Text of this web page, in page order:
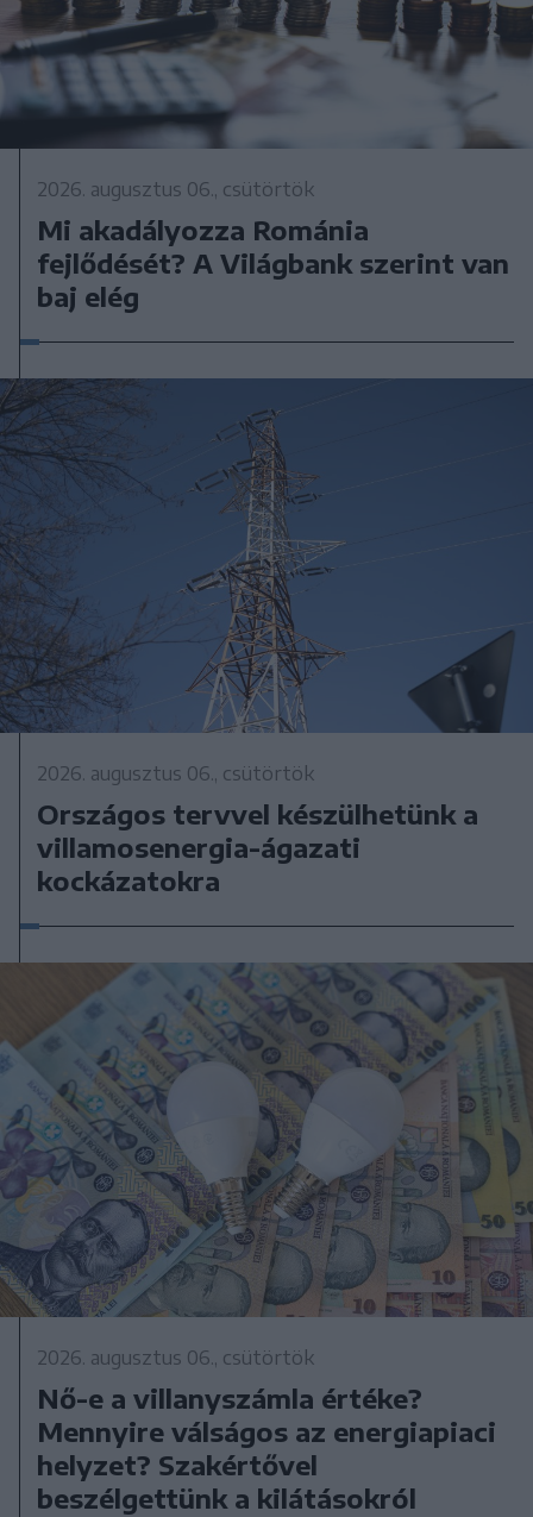
2026. augusztus 06., csütörtök
Mi akadályozza Románia
fejlődését? A Világbank szerint van
baj elég
2026. augusztus 06., csütörtök
Országos tervvel készülhetünk a
villamosenergia-ágazati
kockázatokra
2026. augusztus 06., csütörtök
Nő-e a villanyszámla értéke?
Mennyire válságos az energiapiaci
helyzet? Szakértővel
beszélgettünk a kilátásokról